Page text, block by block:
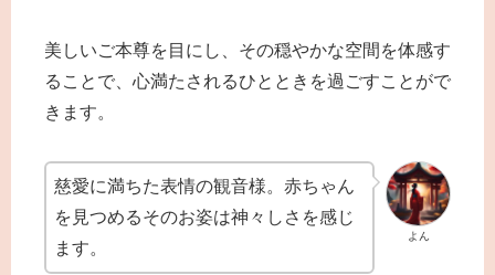
美しいご本尊を目にし、その穏やかな空間を体感す
ることで、心満たされるひとときを過ごすことがで
きます。
よん
慈愛に満ちた表情の観音様。赤ちゃん
を見つめるそのお姿は神々しさを感じ
ます。